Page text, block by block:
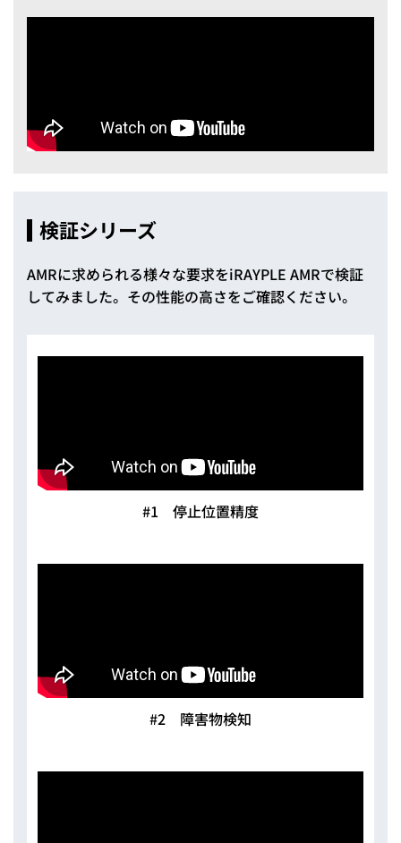
検証シリーズ
AMRに求められる様々な要求をiRAYPLE AMRで検証
してみました。 その性能の高さをご確認ください。
#1 停止位置精度
#2 障害物検知